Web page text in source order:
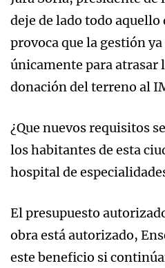
deje de lado todo aquello
provoca que la gestión
únicamente para atrasar
donación del terreno al
¿Que nuevos requisitos
los habitantes de esta
hospital de
El presupuesto
obra está autorizado,
este beneficio si